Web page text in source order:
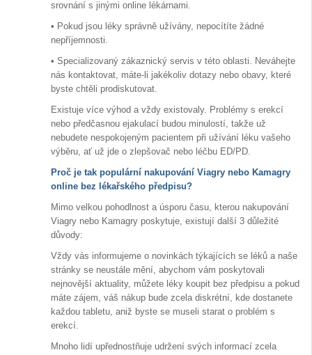
srovnání s jinými online lékárnami.
• Pokud jsou léky správně užívány, nepocítíte žádné
nepříjemnosti.
• Specializovaný zákaznický servis v této oblasti. Neváhejte
nás kontaktovat, máte-li jakékoliv dotazy nebo obavy, které
byste chtěli prodiskutovat.
Existuje více výhod a vždy existovaly. Problémy s erekcí
nebo předčasnou ejakulací budou minulostí, takže už
nebudete nespokojeným pacientem při užívání léku vašeho
výběru, ať už jde o zlepšovač nebo léčbu ED/PD.
Proč je tak populární nakupování Viagry nebo Kamagry
online bez lékařského předpisu?
Mimo velkou pohodlnost a úsporu času, kterou nakupování
Viagry nebo Kamagry poskytuje, existují další 3 důležité
důvody:
Vždy vás informujeme o novinkách týkajících se léků a naše
stránky se neustále mění, abychom vám poskytovali
nejnovější aktuality, můžete léky koupit bez předpisu a pokud
máte zájem, váš nákup bude zcela diskrétní, kde dostanete
každou tabletu, aniž byste se museli starat o problém s
erekcí.
Mnoho lidí upřednostňuje udržení svých informací zcela